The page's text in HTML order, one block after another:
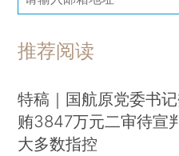
推荐阅读
特稿｜国航原党委书
贿3847万元二审待宣
大多数指控